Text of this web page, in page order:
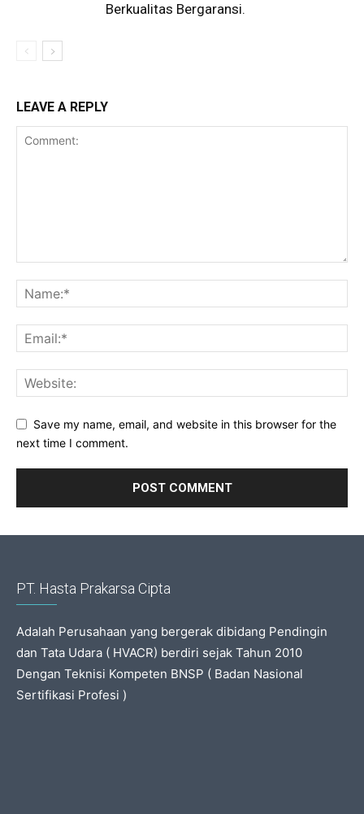
Berkualitas Bergaransi.
LEAVE A REPLY
Save my name, email, and website in this browser for the
next time I comment.
PT. Hasta Prakarsa Cipta
Adalah Perusahaan yang bergerak dibidang Pendingin
dan Tata Udara ( HVACR) berdiri sejak Tahun 2010
Dengan Teknisi Kompeten BNSP ( Badan Nasional
Sertifikasi Profesi )